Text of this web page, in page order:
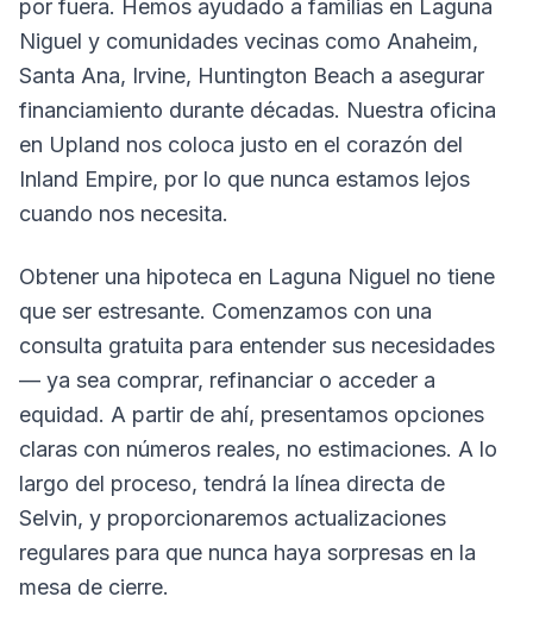
por fuera. Hemos ayudado a familias en Laguna
Niguel y comunidades vecinas como Anaheim,
Santa Ana, Irvine, Huntington Beach a asegurar
financiamiento durante décadas. Nuestra oficina
en Upland nos coloca justo en el corazón del
Inland Empire, por lo que nunca estamos lejos
cuando nos necesita.
Obtener una hipoteca en Laguna Niguel no tiene
que ser estresante. Comenzamos con una
consulta gratuita para entender sus necesidades
— ya sea comprar, refinanciar o acceder a
equidad. A partir de ahí, presentamos opciones
claras con números reales, no estimaciones. A lo
largo del proceso, tendrá la línea directa de
Selvin, y proporcionaremos actualizaciones
regulares para que nunca haya sorpresas en la
mesa de cierre.